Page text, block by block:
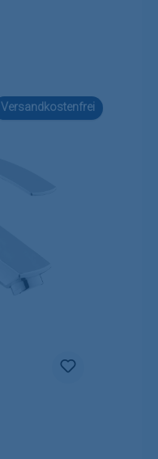
Versandkostenfrei